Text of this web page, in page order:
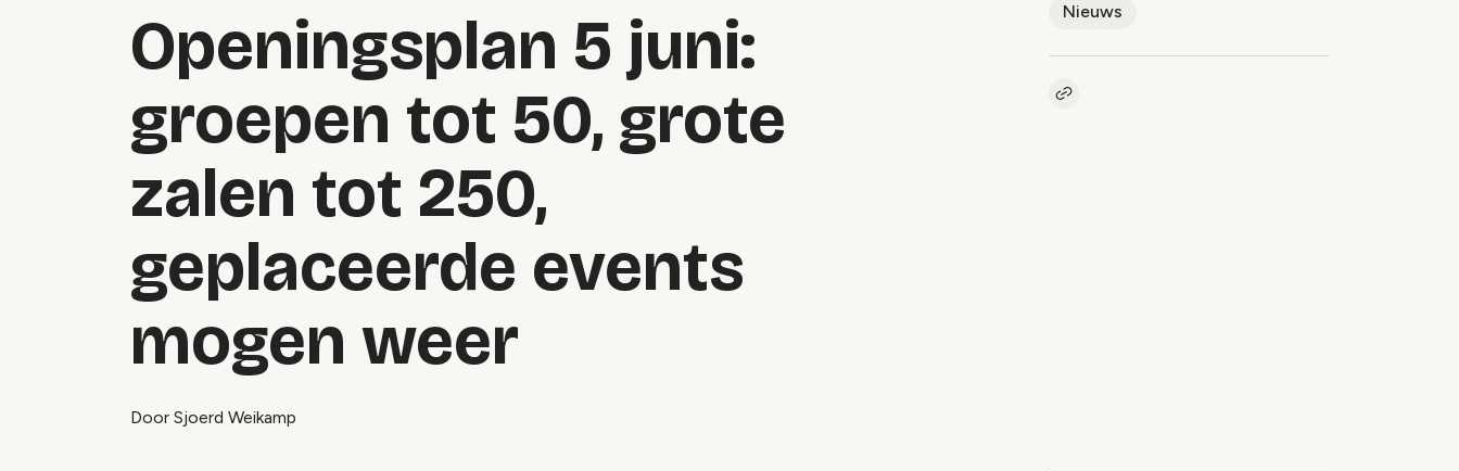
Openingsplan 5 juni:
groepen tot 50, grote
zalen tot 250,
geplaceerde events
mogen weer
Door Sjoerd Weikamp
Nieuws
Kopieer link naar artikel